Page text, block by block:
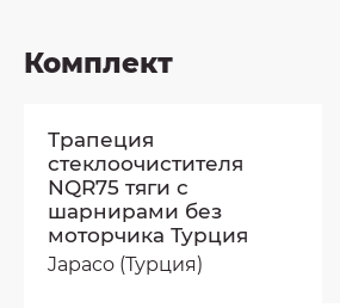
Комплект
Трапеция
стеклоочистителя
NQR75 тяги с
шарнирами без
моторчика Турция
Japaco (Турция)